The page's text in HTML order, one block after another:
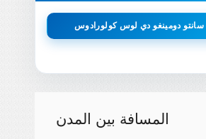
سانتو دومينغو دي لوس كولورادوس
المسافة بين المدن